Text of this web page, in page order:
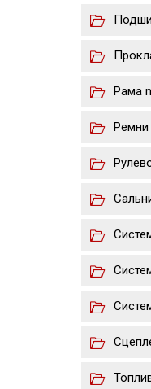
Рама